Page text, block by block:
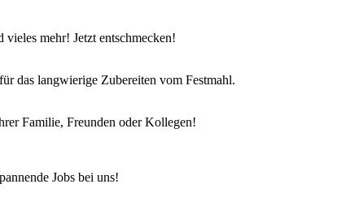
mehr! Jetzt entschmecken!
das langwierige Zubereiten vom Festmahl.
Familie, Freunden oder Kollegen!
Jobs bei uns!